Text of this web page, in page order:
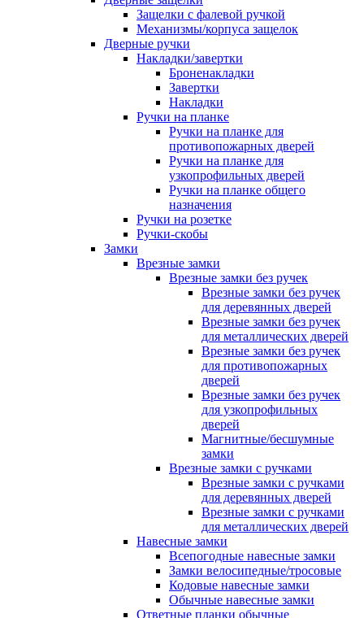
Защелки с фалевой ручкой
Механизмы/корпуса защелок
Дверные ручки
Накладки/завертки
Броненакладки
Завертки
Накладки
Ручки на планке
Ручки на планке для
противопожарных дверей
Ручки на планке для
узкопрофильных дверей
Ручки на планке общего
назначения
Ручки на розетке
Ручки-скобы
Замки
Врезные замки
Врезные замки без ручек
Врезные замки без ручек
для деревянных дверей
Врезные замки без ручек
для металлических дверей
Врезные замки без ручек
для противопожарных
дверей
Врезные замки без ручек
для узкопрофильных
дверей
Магнитные/бесшумные
замки
Врезные замки с ручками
Врезные замки с ручками
для деревянных дверей
Врезные замки с ручками
для металлических дверей
Навесные замки
Всепогодные навесные замки
Замки велосипедные/тросовые
Кодовые навесные замки
Обычные навесные замки
Ответные планки обычные